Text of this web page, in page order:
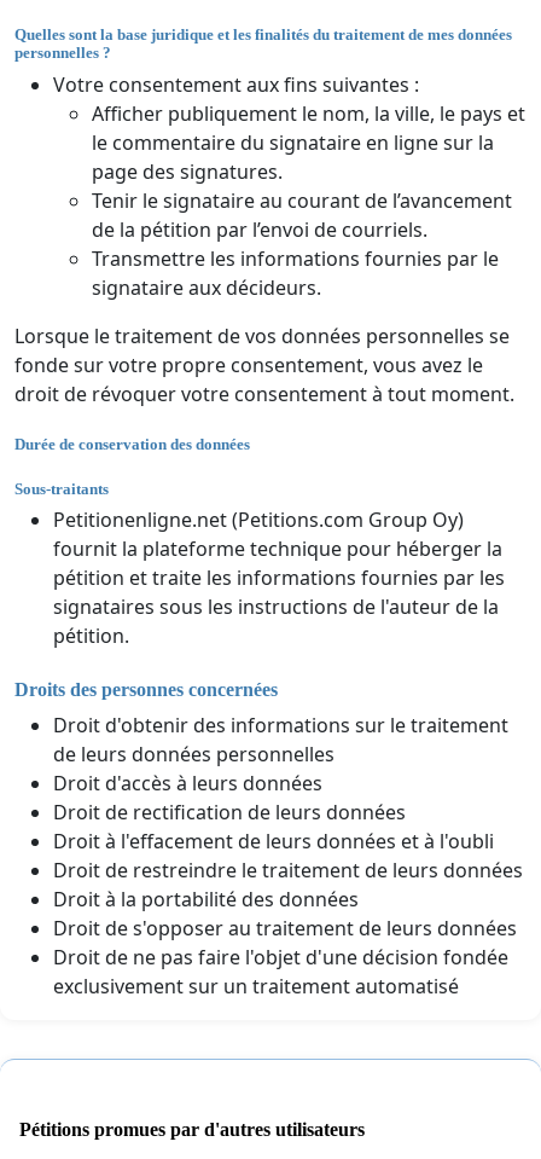
Quelles sont la base juridique et les finalités du traitement de mes données
personnelles ?
Votre consentement aux fins suivantes :
Afficher publiquement le nom, la ville, le pays et
le commentaire du signataire en ligne sur la
page des signatures.
Tenir le signataire au courant de l’avancement
de la pétition par l’envoi de courriels.
Transmettre les informations fournies par le
signataire aux décideurs.
Lorsque le traitement de vos données personnelles se
fonde sur votre propre consentement, vous avez le
droit de révoquer votre consentement à tout moment.
Durée de conservation des données
Sous-traitants
Petitionenligne.net (Petitions.com Group Oy)
fournit la plateforme technique pour héberger la
pétition et traite les informations fournies par les
signataires sous les instructions de l'auteur de la
pétition.
Droits des personnes concernées
Droit d'obtenir des informations sur le traitement
de leurs données personnelles
Droit d'accès à leurs données
Droit de rectification de leurs données
Droit à l'effacement de leurs données et à l'oubli
Droit de restreindre le traitement de leurs données
Droit à la portabilité des données
Droit de s'opposer au traitement de leurs données
Droit de ne pas faire l'objet d'une décision fondée
exclusivement sur un traitement automatisé
Pétitions promues par d'autres utilisateurs